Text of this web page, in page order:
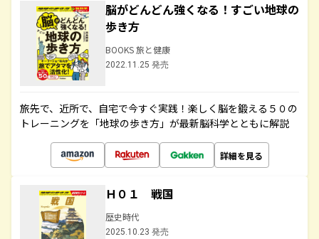
脳がどんどん強くなる！すごい地球の
歩き方
BOOKS 旅と健康
2022.11.25 発売
旅先で、近所で、自宅で今すぐ実践！楽しく脳を鍛える５０の
トレーニングを「地球の歩き方」が最新脳科学とともに解説
詳細を見る
Ｈ０１ 戦国
歴史時代
2025.10.23 発売